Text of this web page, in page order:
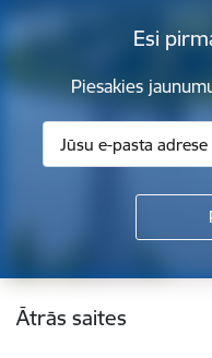
Esi
Piesakies
Kājene
Ātrās saites